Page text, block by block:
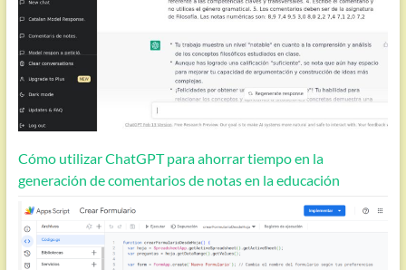
Cómo utilizar ChatGPT para ahorrar tiempo en la
generación de comentarios de notas en la educación